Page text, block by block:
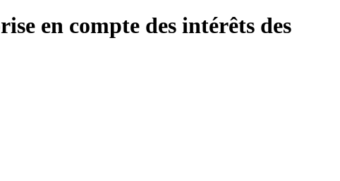
en compte des intérêts des